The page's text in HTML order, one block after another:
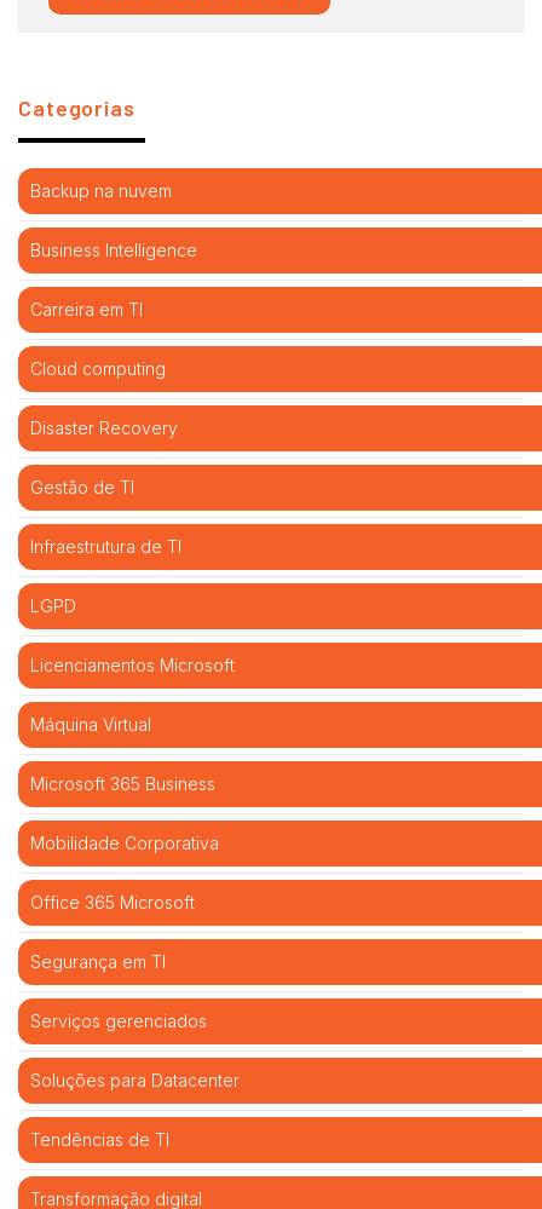
Categorias
Backup na nuvem
Business Intelligence
Carreira em TI
Cloud computing
Disaster Recovery
Gestão de TI
Infraestrutura de TI
LGPD
Licenciamentos Microsoft
Máquina Virtual
Microsoft 365 Business
Mobilidade Corporativa
Office 365 Microsoft
Segurança em TI
Serviços gerenciados
Soluções para Datacenter
Tendências de TI
Transformação digital